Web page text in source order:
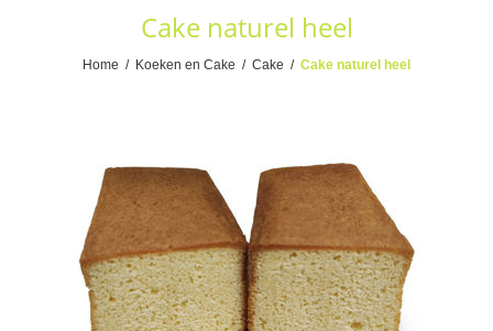
Cake naturel heel
Home / Koeken en Cake / Cake / Cake naturel heel